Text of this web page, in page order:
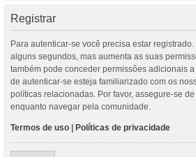
Registrar
Para autenticar-se você precisa estar
alguns segundos, mas aumenta as suas
também pode conceder permissões adicionais
de autenticar-se esteja familiarizado com os
políticas relacionadas. Por favor, assegure-se
enquanto navegar pela comunidade.
Termos de uso Políticas de privacidade